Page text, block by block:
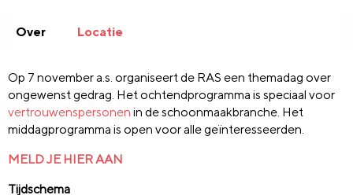
Over Locatie
Op 7 november a.s. organiseert de RAS een themadag over
ongewenst gedrag. Het ochtendprogramma is speciaal voor
vertrouwenspersonen in de schoonmaakbranche. Het
middagprogramma is open voor alle geïnteresseerden.
MELD JE HIER AAN
Tijdschema